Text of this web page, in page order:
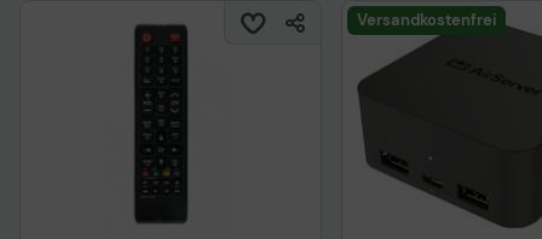
Versandkostenfrei